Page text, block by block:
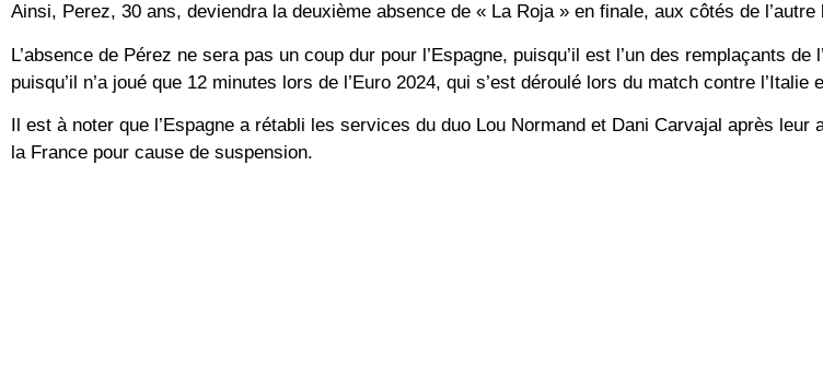
Ainsi, Perez, 30 ans, deviendra la deuxième absence de « La Roja » en finale, aux côtés de
L’absence de Pérez ne sera pas un coup dur pour l’Espagne, puisqu’il est l’un des remplaçants de
puisqu’il n’a joué que 12 minutes lors de l’Euro 2024, qui s’est déroulé lors du match contre l’Italie
Il est à noter que l’Espagne a rétabli les services du duo Lou Normand et Dani Carvajal après leur
la France pour cause de suspension.